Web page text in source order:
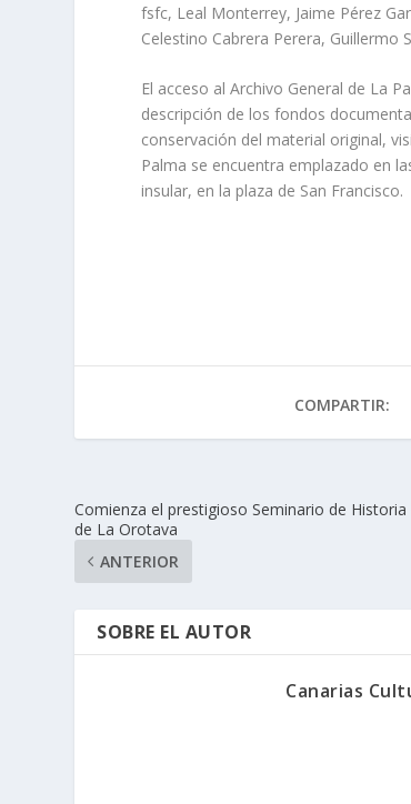
fsfc, Leal Monterrey, Jaime Pérez
Celestino Cabrera Perera, Guillermo
El acceso al Archivo General de La
descripción de los fondos
conservación del material original,
Palma se encuentra emplazado en
insular, en la plaza de San Francisco.
COMPARTIR:
Comienza el prestigioso Seminario de Historia
de La Orotava
ANTERIOR
SOBRE EL AUTOR
Canarias